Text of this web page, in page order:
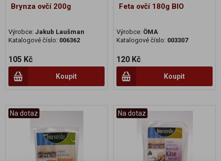
Brynza ovčí 200g
Výrobce: Jakub Laušman
Katalogové číslo: 006362
105 Kč
Koupit
Feta ovčí 180g BIO
Výrobce: ÖMA
Katalogové číslo: 003307
120 Kč
Koupit
Na dotaz Na dotaz